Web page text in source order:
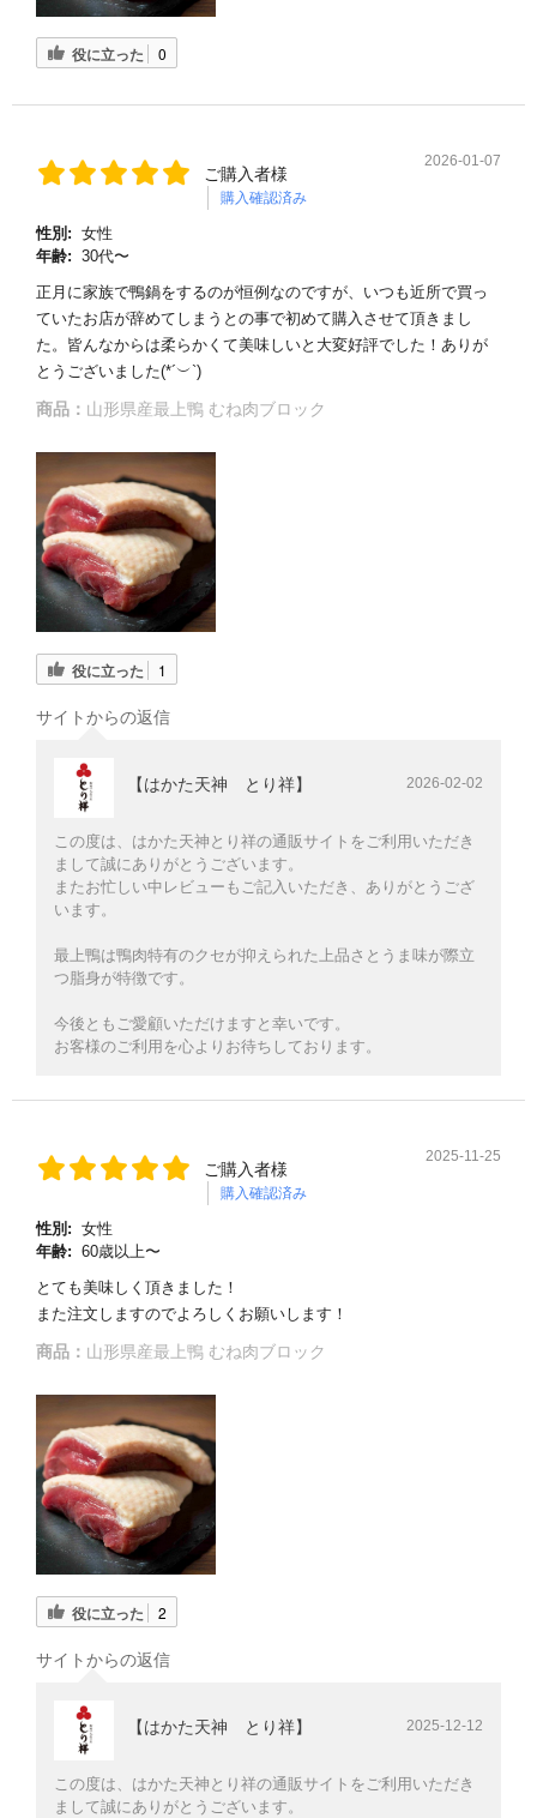
役に立った 0
ご購入者様
購入確認済み
2026-01-07
性別: 女性
年齢: 30代〜
正月に家族で鴨鍋をするのが恒例なのですが、いつも近所で買っ
ていたお店が辞めてしまうとの事で初めて購入させて頂きまし
た。皆んなからは柔らかくて美味しいと大変好評でした！ありが
とうございました(*´︶`)
商品： 山形県産最上鴨 むね肉ブロック
役に立った 1
サイトからの返信
【はかた天神 とり祥】 2026-02-02
この度は、はかた天神とり祥の通販サイトをご利用いただき
まして誠にありがとうございます。
またお忙しい中レビューもご記入いただき、ありがとうござ
います。
最上鴨は鴨肉特有のクセが抑えられた上品さとうま味が際立
つ脂身が特徴です。
今後ともご愛顧いただけますと幸いです。
お客様のご利用を心よりお待ちしております。
ご購入者様
購入確認済み
2025-11-25
性別: 女性
年齢: 60歳以上〜
とても美味しく頂きました！
また注文しますのでよろしくお願いします！
商品： 山形県産最上鴨 むね肉ブロック
役に立った 2
サイトからの返信
【はかた天神 とり祥】 2025-12-12
この度は、はかた天神とり祥の通販サイトをご利用いただき
まして誠にありがとうございます。